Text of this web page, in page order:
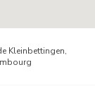
Kleinbettingen,